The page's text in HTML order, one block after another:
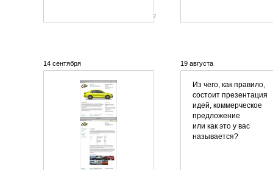
2
14 сентября 19 августа
Из чего, как правило,
состоит презентация
идей, коммерческое
предложение
или как это у вас
называется?